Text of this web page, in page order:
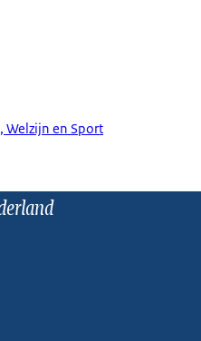
Welzijn en Sport